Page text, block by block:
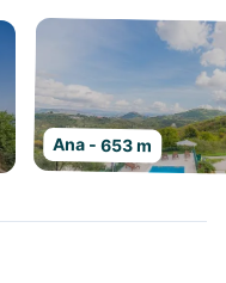
Ana - 653 m